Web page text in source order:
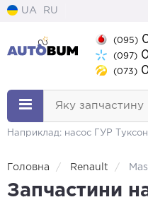
UA RU
(095)
(097)
(073)
Яку запчастину
Наприклад: насос ГУР
Головна Renault
Запчастини